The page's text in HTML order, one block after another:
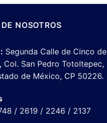
NOSOTROS
Segunda Calle de Cinco de
Col. San Pedro Totoltepec,
de México, CP 50226.
/ 2619 / 2246 / 2137